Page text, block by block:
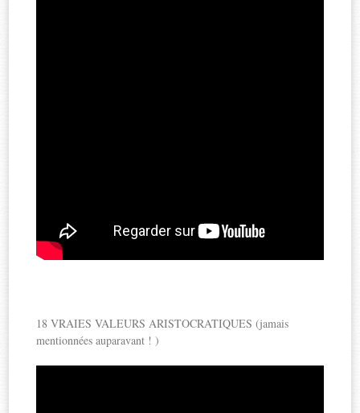
18 VRAIES VALEURS ARISTOCRATIQUES (jamais
mentionnées auparavant ! )